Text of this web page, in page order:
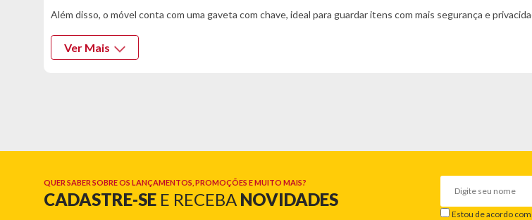
Além disso, o móvel conta com uma gaveta com chave, ideal para guardar itens com mais segurança e
Com design moderno e excelente aproveitamento de espaço, a Cômoda Benetil Milão é a escolha certa para
- Off Arenas
Ver Mais
QUER SABER SOBRE OS LANÇAMENTOS, PROMOÇÕES E MUITO MAIS?
CADASTRE-SE E RECEBA NOVIDADES
Estou de acordo com